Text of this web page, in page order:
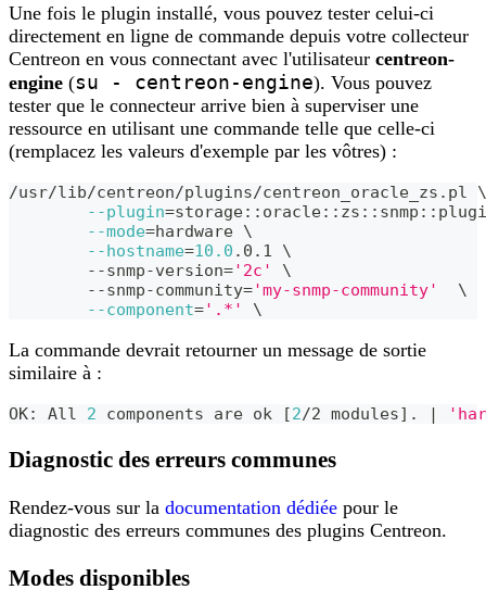
Une fois le plugin installé, vous pouvez tester celui-ci
directement en ligne de commande depuis votre collecteur
Centreon en vous connectant avec l'utilisateur centreon-
engine (su - centreon-engine). Vous pouvez
tester que le connecteur arrive bien à superviser une
ressource en utilisant une commande telle que celle-ci
(remplacez les valeurs d'exemple par les vôtres) :
/usr/lib/centreon/plugins/centreon_oracle_zs.pl \
--plugin=
--mode=hardware \
--hostname=10.0 .0.1 \
	--snmp-version
='2c'
\
	--snmp-community
='my-snmp-community'
\
--component='.*' \
La commande devrait retourner un message de sortie
similaire à :
OK: All 2 components are ok [2/2 modules] . |
Diagnostic des erreurs communes
Rendez-vous sur la documentation dédiée pour le
diagnostic des erreurs communes des plugins Centreon.
Modes disponibles